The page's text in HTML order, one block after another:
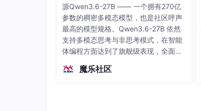
源Qwen3.6-27B —— 一个拥有270亿
参数的稠密多模态模型，也是社区呼声
最高的模型规格。Qwen3.6-27B 依然
支持多模态思考与非思考模式，在智能
体编程方面达到了旗舰级表现，全面超
（总参数397B / 激活参数17B的MoE模
魔乐社区